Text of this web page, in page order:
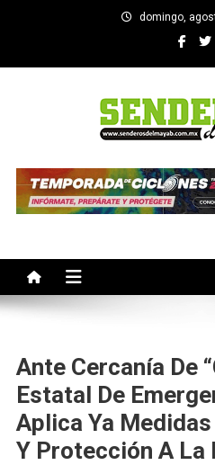
domingo,
SENDEROS
Ante Cercanía De
Estatal De
Aplica Ya
Y Protección A La